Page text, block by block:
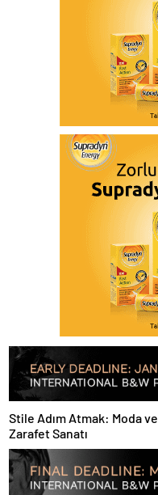
Stile Adım Atmak: Moda ve
Zarafet Sanatı